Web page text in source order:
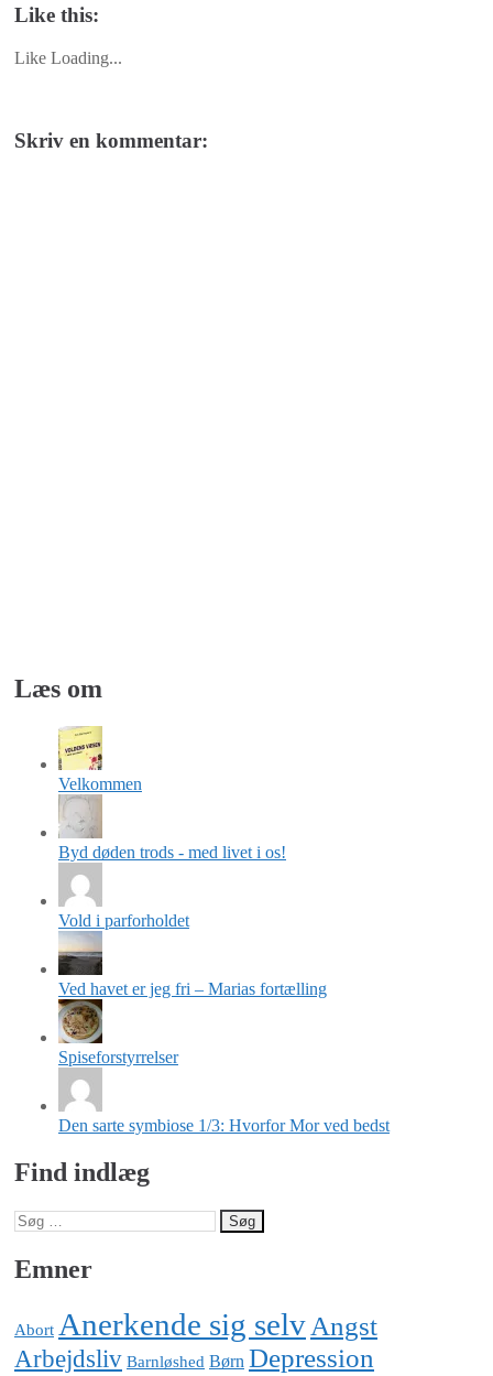
Like this:
Like Loading...
Skriv en kommentar:
Læs om
Velkommen
Byd døden trods - med livet i os!
Vold i parforholdet
Ved havet er jeg fri – Marias fortælling
Spiseforstyrrelser
Den sarte symbiose 1/3: Hvorfor Mor ved bedst
Find indlæg
Søg
efter:
Emner
Abort Anerkende sig selv Angst
Arbejdsliv Barnløshed Børn Depression